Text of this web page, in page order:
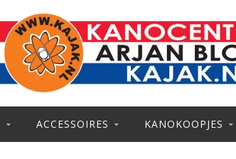
ACCESSOIRES KANOKOOPJES